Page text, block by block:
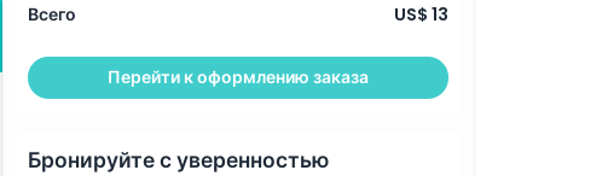
Всего
US$ 13
Перейти к оформлению заказа
Бронируйте с уверенностью